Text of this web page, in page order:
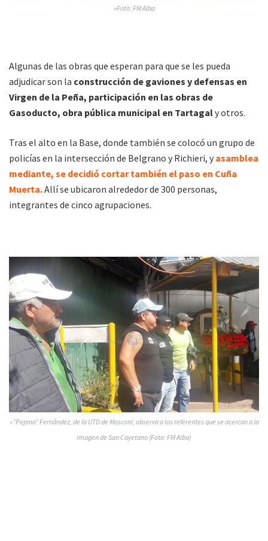
»Foto: FM Alba
Algunas de las obras que esperan para que se les pueda
adjudicar son la construcción de gaviones y defensas en
Virgen de la Peña, participación en las obras de
Gasoducto, obra pública municipal en Tartagaly otros.
Tras el alto en la Base, donde también se colocó un grupo de
policías en la intersección de Belgrano y Richieri, y asamblea
mediante, se decidió cortar también el paso en Cuña
Muerta.Allí se ubicaron alrededor de 300 personas,
integrantes de cinco agrupaciones.
»”Pepino” Fernández, de la UTD de Mosconi; observa a los referentes que se acercan a la
imagen de San Cayetano (Foto: FM Alba)